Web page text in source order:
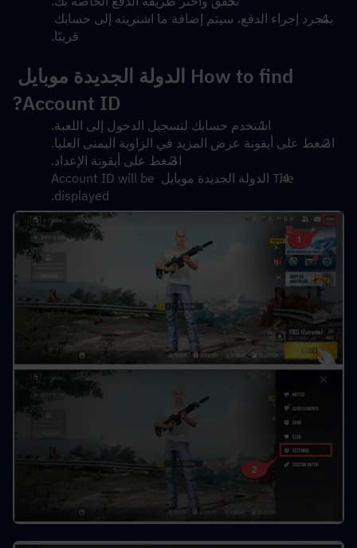
قريبًا.
Account ID?
استخدم حسابك لتسجيل الدخول إلى اللعبة.
اضغط على أيقونة عرض المزيد في الزاوية اليمنى العليا.
اضغط على أيقونة الإعداد.
The الدولة الجديدة موبايل Account ID will be
displayed.